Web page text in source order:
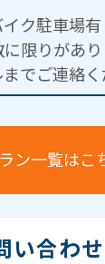
ク駐車場有
限りがあり
でご連絡く
ン一覧はこ
い合わせ